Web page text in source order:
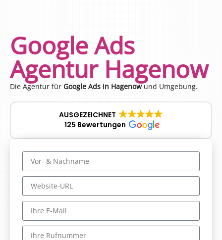
Google Ads
Agentur Hagenow
Die Agentur für Google Ads in Hagenowund Umgebung.
AUSGEZEICHNET
125 Bewertungen